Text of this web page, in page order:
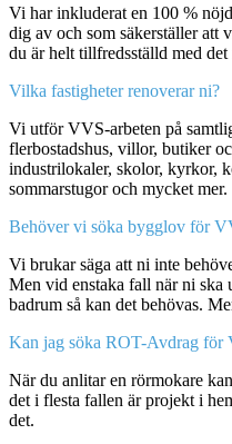
Vi har inkluderat en 100 %
dig av och som säkerställer att
du är helt tillfredsställd med
Vilka fastigheter renoverar ni?
Vi utför VVS-arbeten på
flerbostadshus, villor, butiker
industrilokaler, skolor, kyrkor,
sommarstugor och mycket mer.
Behöver vi söka bygglov för
Vi brukar säga att ni inte
Men vid enstaka fall när ni ska
badrum så kan det behövas.
Kan jag söka ROT-Avdrag för
När du anlitar en rörmokare
det i flesta fallen är projekt i
det.